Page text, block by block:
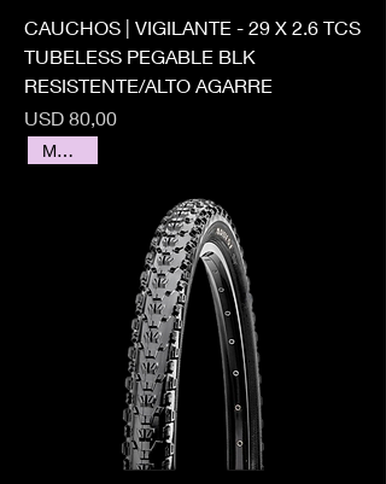
CAUCHOS | VIGILANTE - 29 X 2.6 TCS
TUBELESS PEGABLE BLK
RESISTENTE/ALTO AGARRE
Precio
USD 80,00
MAXXIS